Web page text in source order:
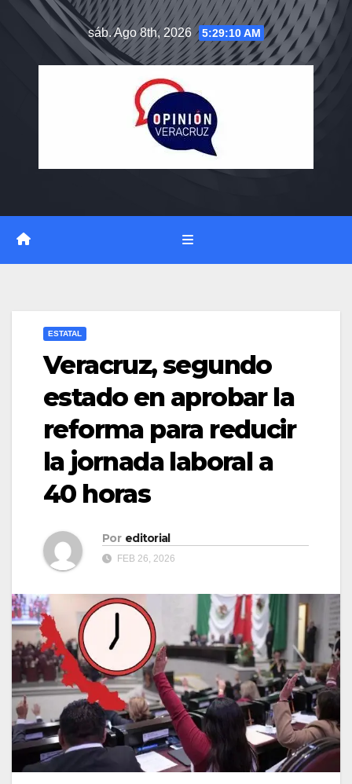
sáb. Ago 8th, 2026 5:29:11 AM
ESTATAL
Veracruz, segundo
estado en aprobar la
reforma para reducir
la jornada laboral a
40 horas
Por editorial
FEB 26, 2026